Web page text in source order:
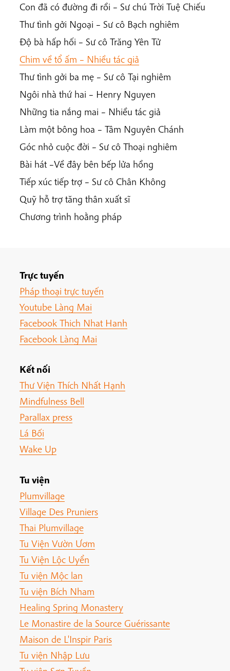
Con đã có đường đi rồi – Sư chú Trời Tuệ Chiếu
Thư tình gởi Ngoại – Sư cô Bạch nghiêm
Độ bà hấp hối – Sư cô Trăng Yên Tử
Chim về tổ ấm – Nhiều tác giả
Thư tình gởi ba mẹ – Sư cô Tại nghiêm
Ngôi nhà thứ hai – Henry Nguyen
Những tia nắng mai – Nhiều tác giả
Làm một bông hoa – Tâm Nguyên Chánh
Góc nhỏ cuộc đời – Sư cô Thoại nghiêm
Bài hát –Về đây bên bếp lửa hồng
Tiếp xúc tiếp trợ – Sư cô Chân Không
Quỹ hỗ trợ tăng thân xuất sĩ
Chương trình hoằng pháp
Trực tuyến
Pháp thoại trực tuyến
Youtube Làng Mai
Facebook Thich Nhat Hanh
Facebook Làng Mai
Kết nối
Thư Viện Thích Nhất Hạnh
Mindfulness Bell
Parallax press
Lá Bối
Wake Up
Tu viện
Plumvillage
Village Des Pruniers
Thai Plumvillage
Tu Viện Vườn Ươm
Tu Viện Lộc Uyển
Tu viện Mộc lan
Tu viện Bích Nham
Healing Spring Monastery
Le Monastire de la Source Guérissante
Maison de L'Inspir Paris
Tu viện Nhập Lưu